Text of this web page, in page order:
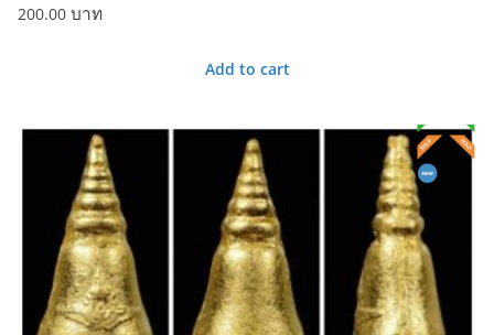
200.00
Add to cart